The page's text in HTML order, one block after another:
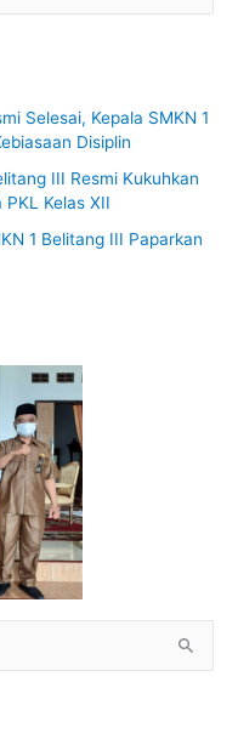
Selesai, Kepala SMKN 1
Disiplin
III Resmi Kukuhkan
Kelas XII
1 Belitang III Paparkan